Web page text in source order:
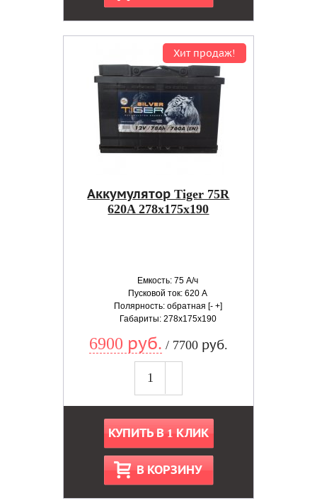
Хит продаж!
Аккумулятор Tiger 75R
620A 278x175x190
Емкость: 75 А/ч
Пусковой ток: 620 А
Полярность: обратная [- +]
Габариты: 278x175x190
6900 руб. / 7700 руб.
КУПИТЬ В 1 КЛИК
В КОРЗИНУ